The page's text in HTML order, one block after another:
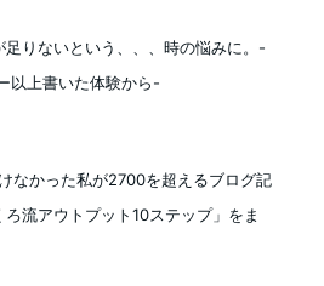
足りないという、、、時の悩みに。-
以上書いた体験から-
なかった私が2700を超えるブログ記
流アウトプット10ステップ」をま